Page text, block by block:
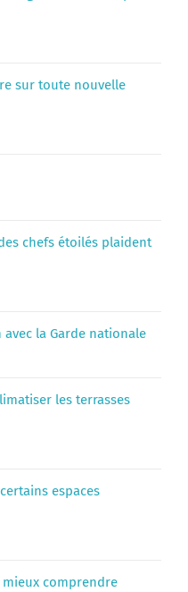
sur toute nouvelle
chefs étoilés plaident
avec la Garde nationale
les terrasses
espaces
comprendre